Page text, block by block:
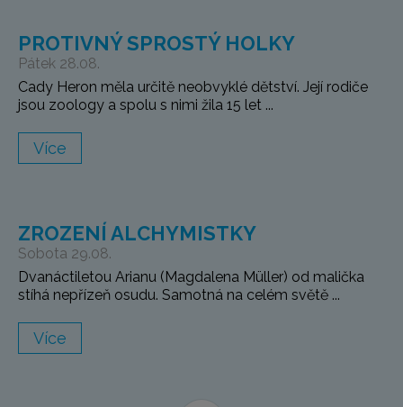
PROTIVNÝ SPROSTÝ HOLKY
Pátek 28.08.
Cady Heron měla určitě neobvyklé dětství. Její rodiče
jsou zoology a spolu s nimi žila 15 let ...
Více
ZROZENÍ ALCHYMISTKY
Sobota 29.08.
Dvanáctiletou Arianu (Magdalena Müller) od malička
stíhá nepřízeň osudu. Samotná na celém světě ...
Více